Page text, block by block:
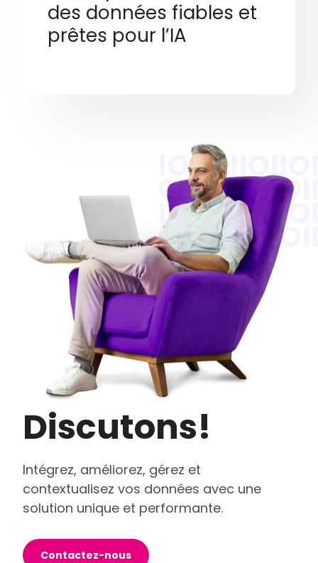
des données fiables et
prêtes pour l’IA
Discutons!
Intégrez, améliorez, gérez et
contextualisez vos données avec une
solution unique et performante.
Contactez-nous